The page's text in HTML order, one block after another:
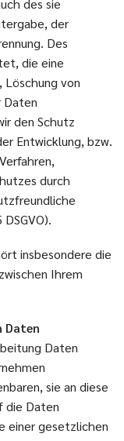
des sie
der
Des
die eine
von
Daten
den Schutz
Entwicklung, bzw.
durch
insbesondere die
Ihrem
Daten
Daten
sie an diese
die Daten
einer gesetzlichen